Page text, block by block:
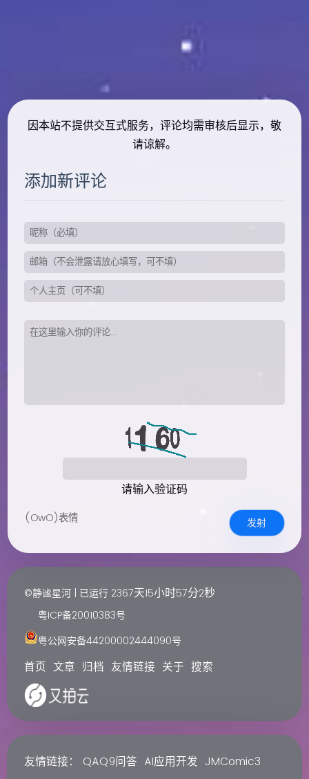
因本站不提供交互式服务，评论均需审核后显示，敬
请谅解。
添加新评论
请输入验证码
(OwO)表情 发射
©静谧星河 | 已运行 2367天15小时57分2秒
粤ICP备20010383号
粤公网安备44200002444090号
首页 文章 归档 友情链接 关于 搜索
友情链接： QAQ9问答 AI应用开发 JMComic3